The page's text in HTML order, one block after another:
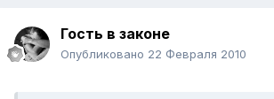
Гость в законе
Опубликовано 22 Февраля 2010